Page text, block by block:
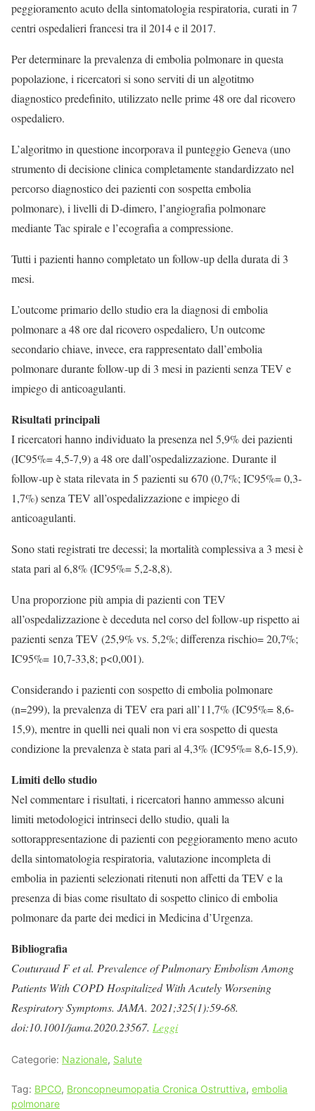
peggioramento acuto della sintomatologia respiratoria, curati in 7
centri ospedalieri francesi tra il 2014 e il 2017.
Per determinare la prevalenza di embolia polmonare in questa
popolazione, i ricercatori si sono serviti di un algotitmo
diagnostico predefinito, utilizzato nelle prime 48 ore dal ricovero
ospedaliero.
L’algoritmo in questione incorporava il punteggio Geneva (uno
strumento di decisione clinica completamente standardizzato nel
percorso diagnostico dei pazienti con sospetta embolia
polmonare), i livelli di D-dimero, l’angiografia polmonare
mediante Tac spirale e l’ecografia a compressione.
Tutti i pazienti hanno completato un follow-up della durata di 3
mesi.
L’outcome primario dello studio era la diagnosi di embolia
polmonare a 48 ore dal ricovero ospedaliero, Un outcome
secondario chiave, invece, era rappresentato dall’embolia
polmonare durante follow-up di 3 mesi in pazienti senza TEV e
impiego di anticoagulanti.
Risultati principali
I ricercatori hanno individuato la presenza nel 5,9% dei pazienti
(IC95%= 4,5-7,9) a 48 ore dall’ospedalizzazione. Durante il
follow-up è stata rilevata in 5 pazienti su 670 (0,7%; IC95%= 0,3-
1,7%) senza TEV all’ospedalizzazione e impiego di
anticoagulanti.
Sono stati registrati tre decessi; la mortalità complessiva a 3 mesi è
stata pari al 6,8% (IC95%= 5,2-8,8).
Una proporzione più ampia di pazienti con TEV
all’ospedalizzazione è deceduta nel corso del follow-up rispetto ai
pazienti senza TEV (25,9% vs. 5,2%; differenza rischio= 20,7%;
IC95%= 10,7-33,8; p<0,001).
Considerando i pazienti con sospetto di embolia polmonare
(n=299), la prevalenza di TEV era pari all’11,7% (IC95%= 8,6-
15,9), mentre in quelli nei quali non vi era sospetto di questa
condizione la prevalenza è stata pari al 4,3% (IC95%= 8,6-15,9).
Limiti dello studio
Nel commentare i risultati, i ricercatori hanno ammesso alcuni
limiti metodologici intrinseci dello studio, quali la
sottorappresentazione di pazienti con peggioramento meno acuto
della sintomatologia respiratoria, valutazione incompleta di
embolia in pazienti selezionati ritenuti non affetti da TEV e la
presenza di bias come risultato di sospetto clinico di embolia
polmonare da parte dei medici in Medicina d’Urgenza.
Bibliografia
Couturaud F et al. Prevalence of Pulmonary Embolism Among
Patients With COPD Hospitalized With Acutely Worsening
Respiratory Symptoms. JAMA. 2021;325(1):59-68.
doi:10.1001/jama.2020.23567. Leggi
Categorie: Nazionale, Salute
Tag: BPCO, Broncopneumopatia Cronica Ostruttiva, embolia
polmonare